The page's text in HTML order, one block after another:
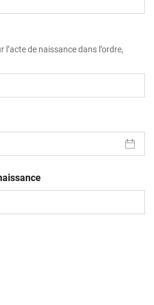
de naissance dans l’ordre,